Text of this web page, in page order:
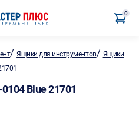
0
/Ящики для инструментов/ Ящики
Blue 21701